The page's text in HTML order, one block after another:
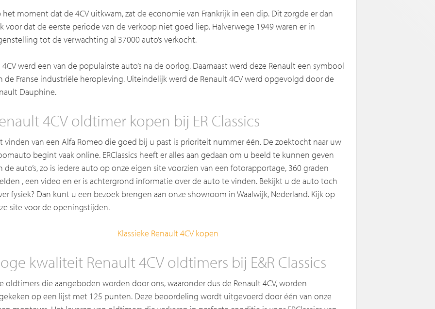
het moment dat de 4CV uitkwam, zat de economie van Frankrijk in een dip. Dit zorgde er dan
voor dat de eerste periode van de verkoop niet goed liep. Halverwege 1949 waren er in
tot de verwachting al 37000 auto’s verkocht.
4CV werd een van de populairste auto’s na de oorlog. Daarnaast werd deze Renault een symbool
de Franse industriële heropleving. Uiteindelijk werd de Renault 4CV werd opgevolgd door de
Dauphine.
4CV oldtimer kopen bij ER Classics
vinden van een Alfa Romeo die goed bij u past is prioriteit nummer één. De zoektocht naar uw
begint vaak online. ERClassics heeft er alles aan gedaan om u beeld te kunnen geven
de auto’s, zo is iedere auto op onze eigen site voorzien van een fotorapportage, 360 graden
, een video en er is achtergrond informatie over de auto te vinden. Bekijkt u de auto toch
fysiek? Dan kunt u een bezoek brengen aan onze showroom in Waalwijk, Nederland. Kijk op
site voor de openingstijden.
Klassieke Renault 4CV kopen
kwaliteit Renault 4CV oldtimers bij E&R Classics
oldtimers die aangeboden worden door ons, waaronder dus de Renault 4CV, worden
op een lijst met 125 punten. Deze beoordeling wordt uitgevoerd door één van onze